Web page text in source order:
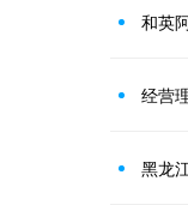
和英
经营
黑龙